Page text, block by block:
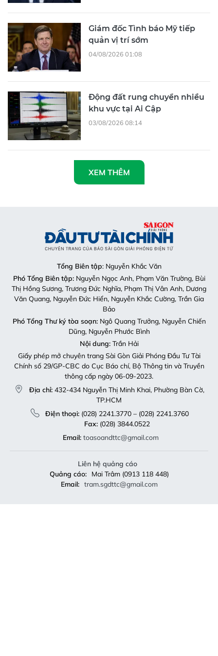
Giám đốc Tình báo Mỹ tiếp
quản vị trí sớm
04/08/2026 01:08
Động đất rung chuyển nhiều
khu vực tại Ai Cập
03/08/2026 08:14
XEM THÊM
Tổng Biên tập: Nguyễn Khắc Văn
Phó Tổng Biên tập:Nguyễn Ngọc Anh, Phạm Văn Trường, Bùi
Thị Hồng Sương, Trương Đức Nghĩa, Phạm Thị Vân Anh, Dương
Văn Quang, Nguyễn Đức Hiển, Nguyễn Khắc Cường, Trần Gia
Bảo
Phó Tổng Thư ký tòa soạn:Ngô Quang Trưởng, Nguyễn Chiến
Dũng, Nguyễn Phước Bình
Nội dung:Trần Hải
Giấy phép mở chuyên trang Sài Gòn Giải Phóng Đầu Tư Tài
Chính số 29/GP-CBC do Cục Báo chí, Bộ Thông tin và Truyền
thông cấp ngày 06-09-2023.
Địa chỉ: 432-434 Nguyễn Thị Minh Khai, Phường Bàn Cờ,
TP.HCM
Điện thoại:(028) 2241.3770 – (028) 2241.3760
Fax:(028) 3844.0522
Email: toasoandttc@gmail.com
Liên hệ quảng cáo
Quảng cáo:
Mai Trâm (0913 118 448)
Email: tram.sgdttc@gmail.com